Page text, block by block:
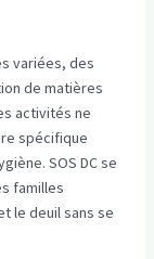
variées, des
de matières
activités ne
spécifique
SOS DC se
familles
le deuil sans se